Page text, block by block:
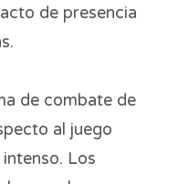
de presencia
de combate de
al juego
Los